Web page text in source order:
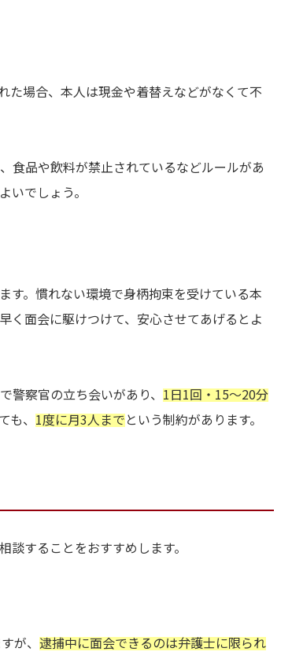
た場合、本人は現金や着替えなどがなくて不
食品や飲料が禁止されているなどルールがあ
いでしょう。
す。慣れない環境で身柄拘束を受けている本
く面会に駆けつけて、安心させてあげるとよ
警察官の立ち会いがあり、 1日1回・15～20分
、 1度に月3人までという制約があります。
することをおすすめします。
が、 逮捕中に面会できるのは弁護士に限られ